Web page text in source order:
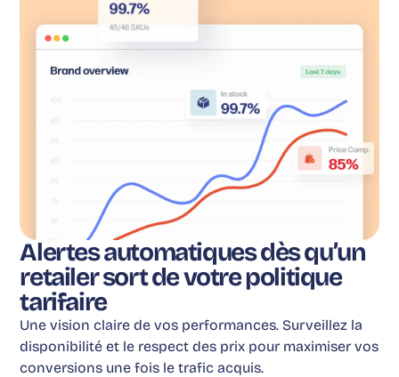
Alertes automatiques dès qu’un
retailer sort de votre politique
tarifaire
Une vision claire de vos performances. Surveillez la
disponibilité et le respect des prix pour maximiser vos
conversions une fois le trafic acquis.